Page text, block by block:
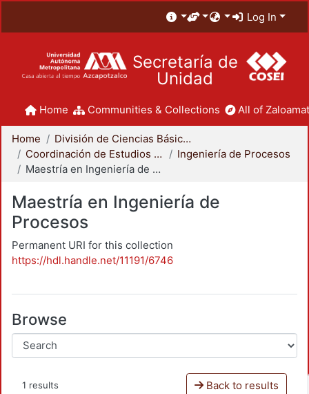
Log In
Secretaría de
Unidad
Home Communities & Collections All of
Home
División de Ciencias Básicas e Ingeniería
Coordinación de Estudios de Posgrado - CBI
Ingeniería de Procesos
Maestría en Ingeniería de Procesos
Maestría en Ingeniería de
Procesos
Permanent URI for this collection
https://hdl.handle.net/11191/6746
Browse
1 results Back to results